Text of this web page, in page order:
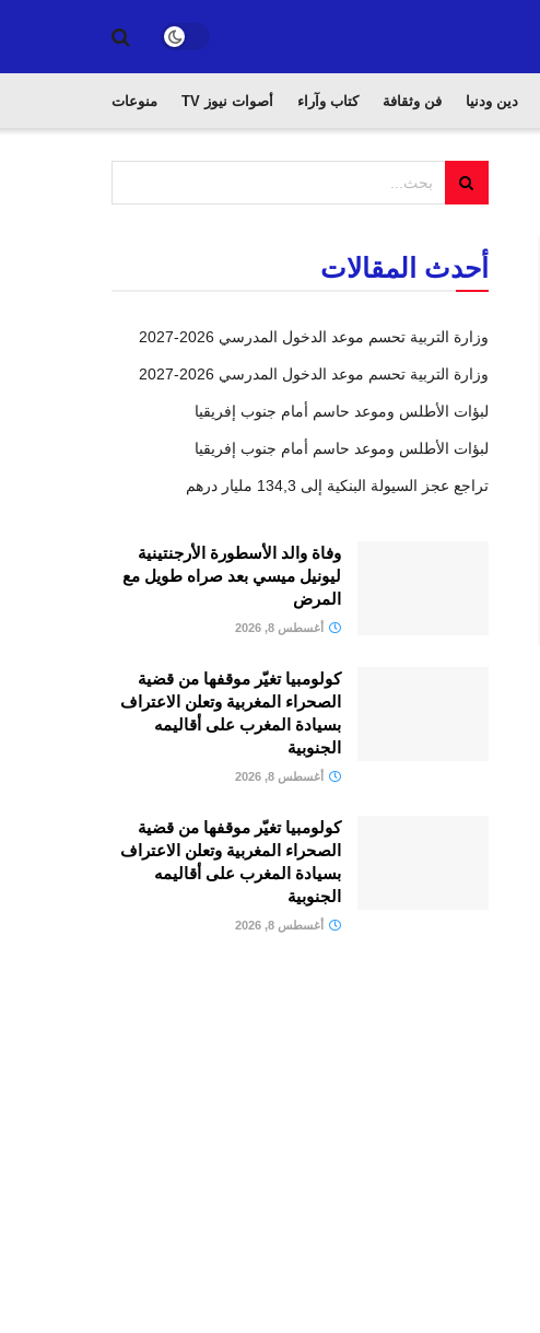
دين ودنيا فن وثقافة كتاب وآراء أصوات نيوز TV منوعات
أحدث المقالات
وزارة التربية تحسم موعد الدخول المدرسي 2026-2027
وزارة التربية تحسم موعد الدخول المدرسي 2026-2027
لبؤات الأطلس وموعد حاسم أمام جنوب إفريقيا
لبؤات الأطلس وموعد حاسم أمام جنوب إفريقيا
تراجع عجز السيولة البنكية إلى 134,3 مليار درهم
وفاة والد الأسطورة الأرجنتينية
ليونيل ميسي بعد صراه طويل مع
المرض
أغسطس 8, 2026
كولومبيا تغيّر موقفها من قضية
الصحراء المغربية وتعلن الاعتراف
بسيادة المغرب على أقاليمه
الجنوبية
أغسطس 8, 2026
كولومبيا تغيّر موقفها من قضية
الصحراء المغربية وتعلن الاعتراف
بسيادة المغرب على أقاليمه
الجنوبية
أغسطس 8, 2026